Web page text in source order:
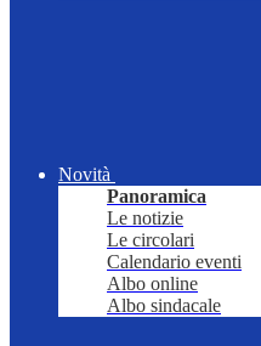
Novità
Panoramica
Le notizie
Le circolari
Calendario eventi
Albo online
Albo sindacale